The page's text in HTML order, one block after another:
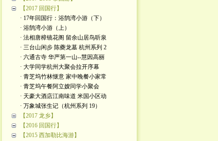
【2017 回国行】
· 17年回国行：浴鹄湾小游（下）
· 浴鹄湾小游（上）
· 法相唐樟镜花阁 留余山居鸟听泉
· 三台山闲步 陈夔龙墓 杭州系列 2
· 六通古寺 华严第一山--慧因高丽
· 大学同学杭州大聚会拉开序幕
· 青芝坞竹林惬意 家中晚餐小家常
· 青芝坞午餐阿立嫂同学小聚会
· 天豪大酒店江南味道 米国小区动
· 万象城张生记（杭州系列 19）
【2017 龙乡】
【2016 回国行】
【2015 西加勒比海游】